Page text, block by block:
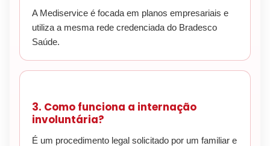
A Mediservice é focada em planos empresariais e
utiliza a mesma rede credenciada do Bradesco
Saúde.
3. Como funciona a internação
involuntária?
É um procedimento legal solicitado por um familiar e